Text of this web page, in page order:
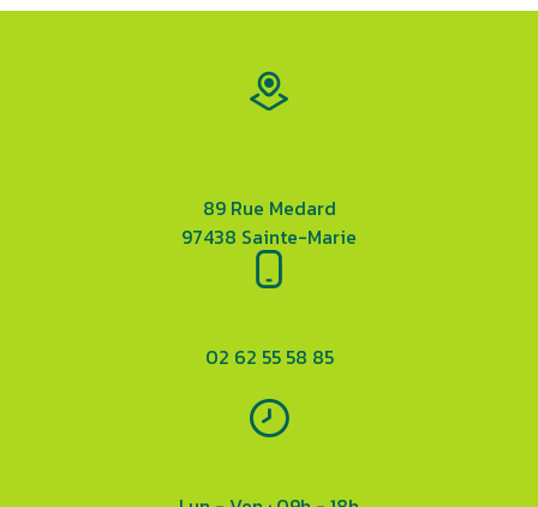
89 Rue Medard
97438 Sainte-Marie
02 62 55 58 85